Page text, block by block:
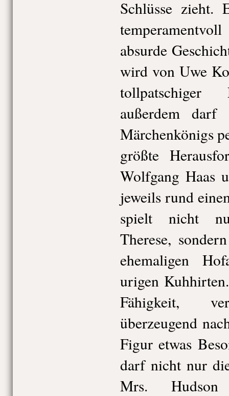
Schlüsse zieht.
absurde
wird von Uwe
tollpatschiger
außerdem
Märchenkönigs
größte
Wolfgang Haas
jeweils rund
spielt nicht
Therese,
ehemaligen
urigen
Fähigkeit,
überzeugend
Figur etwas
darf nicht nur
Mrs.